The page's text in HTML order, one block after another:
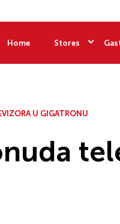
Home Stores
U GIGATRONU